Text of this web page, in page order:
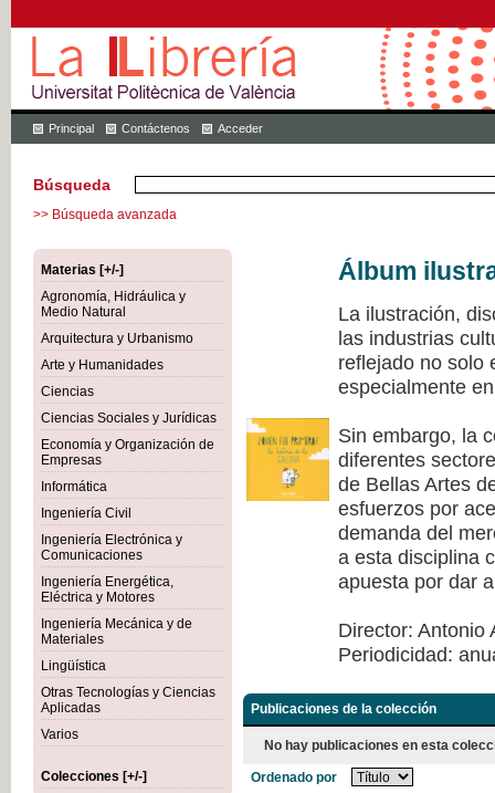
Principal Contáctenos Acceder
Búsqueda
>> Búsqueda avanzada
Materias [+/-]
Agronomía, Hidráulica y
Medio Natural
Arquitectura y Urbanismo
Arte y Humanidades
Ciencias
Ciencias Sociales y Jurídicas
Economía y Organización de
Empresas
Informática
Ingeniería Civil
Ingeniería Electrónica y
Comunicaciones
Ingeniería Energética,
Eléctrica y Motores
Ingeniería Mecánica y de
Materiales
Lingüística
Otras Tecnologías y Ciencias
Aplicadas
Varios
Colecciones [+/-]
Álbum
La ilustración,
las industrias
reflejado no solo
especialmente
Sin embargo, la
diferentes
de Bellas Artes
esfuerzos por
demanda del
a esta disciplina
apuesta por dar
Director: Antonio
Periodicidad:
Publicaciones de la colección
No hay publicaciones en esta
Ordenado por